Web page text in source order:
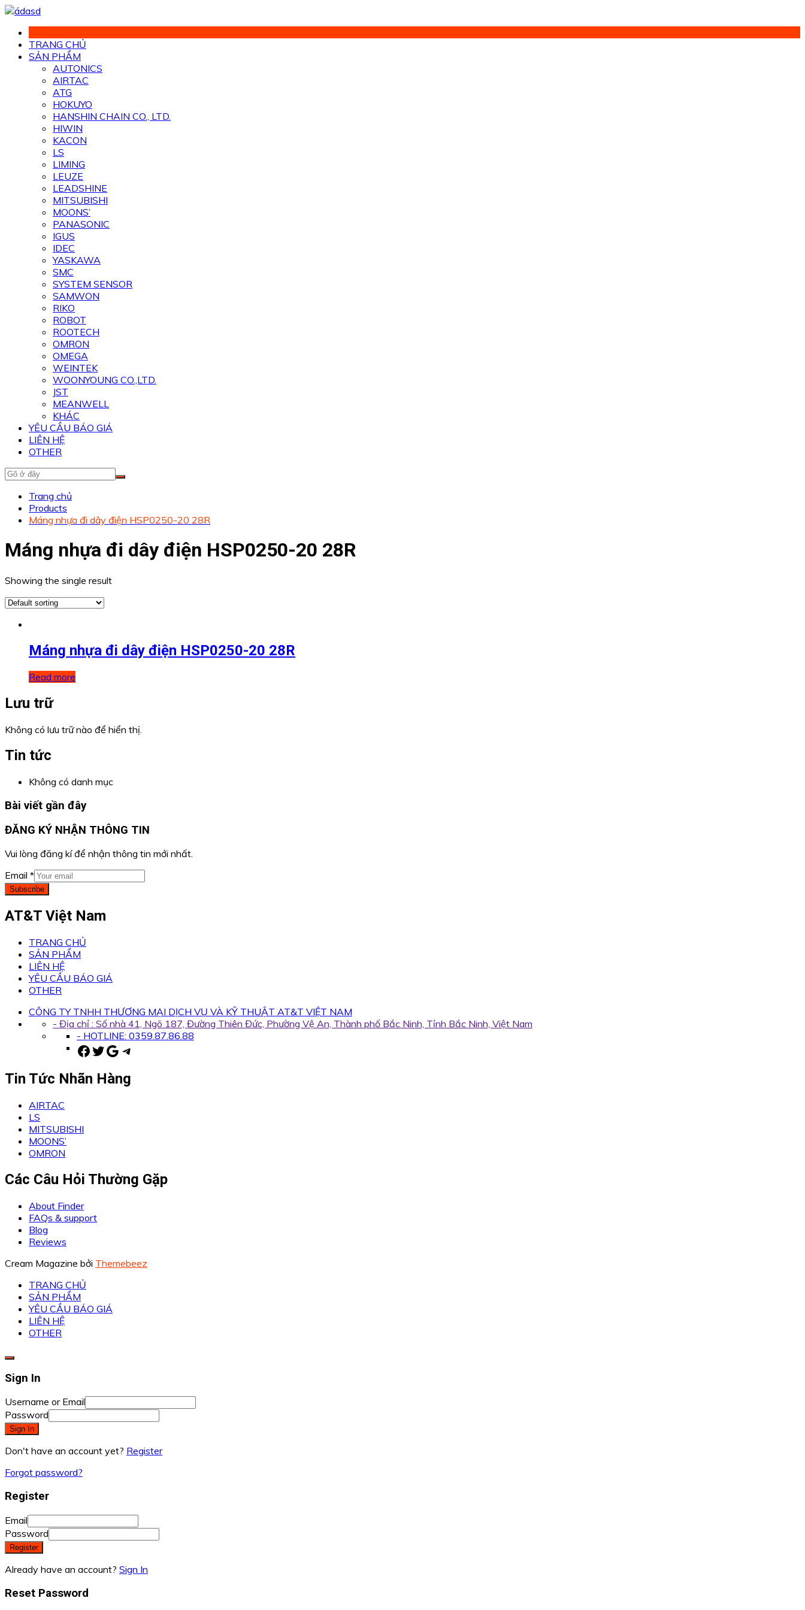
Chuyển
phần
dung
TRANG CHỦ
SẢN PHẨM
AUTONICS
AIRTAC
ATG
HOKUYO
HANSHIN CHAIN CO., LTD.
HIWIN
KACON
LS
LIMING
LEUZE
LEADSHINE
MITSUBISHI
MOONS’
PANASONIC
IGUS
IDEC
YASKAWA
SMC
SYSTEM SENSOR
SAMWON
RIKO
ROBOT
ROOTECH
OMRON
OMEGA
WEINTEK
WOONYOUNG CO.,LTD.
JST
MEANWELL
KHÁC
YÊU CẦU BÁO GIÁ
LIÊN HỆ
OTHER
Trang chủ
Products
Máng nhựa đi dây điện HSP0250-20 28R
Máng nhựa đi dây điện HSP0250-20 28R
Showing the single result
Máng nhựa đi dây điện HSP0250-20 28R
Read more
Lưu trữ
Không có lưu trữ nào để hiển thị.
Tin tức
Không có danh mục
Bài viết gần đây
ĐĂNG KÝ NHẬN THÔNG TIN
Vui lòng đăng kí để nhận thông tin mới nhất.
Email *
Subscribe
AT&T Việt Nam
TRANG CHỦ
SẢN PHẨM
LIÊN HỆ
YÊU CẦU BÁO GIÁ
OTHER
CÔNG TY TNHH THƯƠNG MẠI DỊCH VỤ VÀ KỸ THUẬT AT&T VIỆT NAM
- Địa chỉ : Số nhà 41, Ngõ 187, Đường Thiên Đức, Phường Vệ An, Thành phố Bắc Ninh, Tỉnh Bắc Ninh, Việt Nam
- HOTLINE: 0359.87.86.88
Facebook
Twitter
Google
Telegram
Tin Tức Nhãn Hàng
AIRTAC
LS
MITSUBISHI
MOONS’
OMRON
Các Câu Hỏi Thường Gặp
About Finder
FAQs & support
Blog
Reviews
Cream Magazine bởi Themebeez
TRANG CHỦ
SẢN PHẨM
YÊU CẦU BÁO GIÁ
LIÊN HỆ
OTHER
Sign In
Username or Email
Password
Sign In
Don't have an account yet? Register
Forgot password?
Register
Email
Password
Register
Already have an account? Sign In
Reset Password